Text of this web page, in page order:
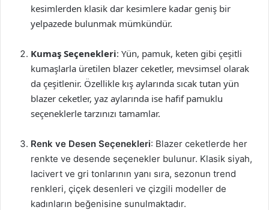
kesimlerden klasik dar kesimlere kadar geniş bir
yelpazede bulunmak mümkündür.
Kumaş Seçenekleri: Yün, pamuk, keten gibi çeşitli
kumaşlarla üretilen blazer ceketler, mevsimsel olarak
da çeşitlenir. Özellikle kış aylarında sıcak tutan yün
blazer ceketler, yaz aylarında ise hafif pamuklu
seçeneklerle tarzınızı tamamlar.
Renk ve Desen Seçenekleri: Blazer ceketlerde her
renkte ve desende seçenekler bulunur. Klasik siyah,
lacivert ve gri tonlarının yanı sıra, sezonun trend
renkleri, çiçek desenleri ve çizgili modeller de
kadınların beğenisine sunulmaktadır.